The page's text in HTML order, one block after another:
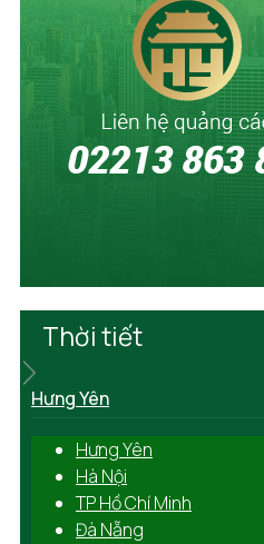
Thời tiết
Hưng Yên
Hưng Yên
Hà Nội
TP Hồ Chí Minh
Đà Nẵng